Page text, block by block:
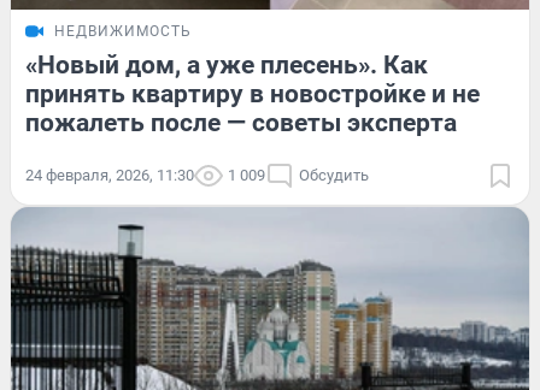
НЕДВИЖИМОСТЬ
«Новый дом, а уже плесень». Как
принять квартиру в новостройке и не
пожалеть после — советы эксперта
24 февраля, 2026, 11:30 1 009 Обсудить